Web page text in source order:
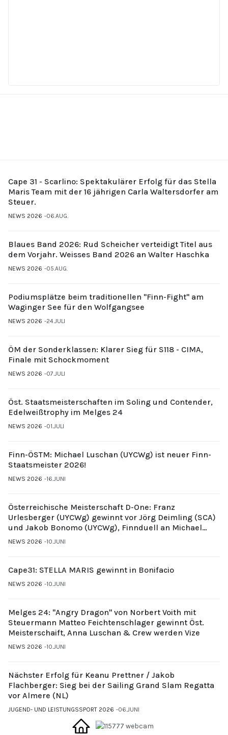
Cape 31 - Scarlino: Spektakulärer Erfolg für das Stella
Maris Team mit der 16 jährigen Carla Waltersdorfer am
Steuer.
NEWS 2026 06.AUG.
Blaues Band 2026: Rud Scheicher verteidigt Titel aus
dem Vorjahr. Weisses Band 2026 an Walter Haschka
NEWS 2026 05.AUG.
Podiumsplätze beim traditionellen "Finn-Fight" am
Waginger See für den Wolfgangsee
NEWS 2026 24.JULI
ÖM der Sonderklassen: Klarer Sieg für S118 - CIMA,
Finale mit Schockmoment
NEWS 2026 07.JULI
Öst. Staatsmeisterschaften im Soling und Contender,
Edelweißtrophy im Melges 24
NEWS 2026 01.JULI
Finn-ÖSTM: Michael Luschan (UYCWg) ist neuer Finn-
Staatsmeister 2026!
NEWS 2026 16.JUNI
Österreichische Meisterschaft D-One: Franz
Urlesberger (UYCWg) gewinnt vor Jörg Deimling (SCA)
und Jakob Bonomo (UYCWg), Finnduell an Michael
Gubi (UYCMo)
NEWS 2026 10.JUNI
Cape31: STELLA MARIS gewinnt in Bonifacio
NEWS 2026 10.JUNI
Melges 24: "Angry Dragon" von Norbert Voith mit
Steuermann Matteo Feichtenschlager gewinnt Öst.
Meisterschaift, Anna Luschan & Crew werden Vize
NEWS 2026 10.JUNI
Nächster Erfolg für Keanu Prettner / Jakob
Flachberger: Sieg bei der Sailing Grand Slam Regatta
vor Almere (NL)
JUGEND- UND LEISTUNGSSPORT 2026 06.JUNI